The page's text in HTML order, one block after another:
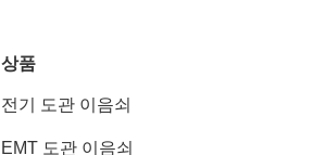
상품
전기 도관 이음쇠
EMT 도관 이음쇠